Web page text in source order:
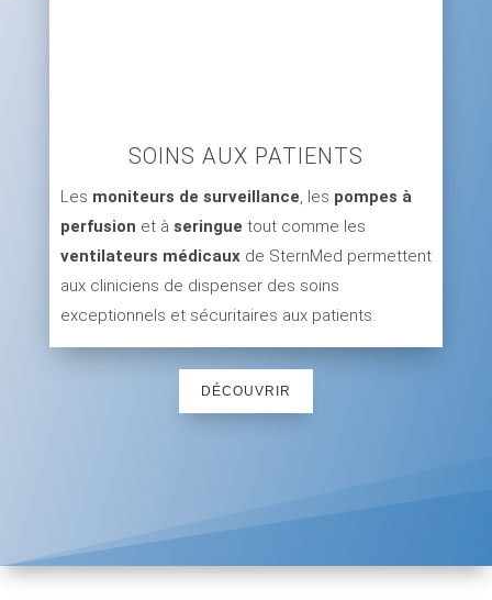
SOINS AUX PATIENTS
Les moniteurs de surveillance, les pompes à
perfusion et à seringue tout comme les
ventilateurs médicauxde SternMed permettent
aux cliniciens de dispenser des soins
exceptionnels et sécuritaires aux patients.
DÉCOUVRIR